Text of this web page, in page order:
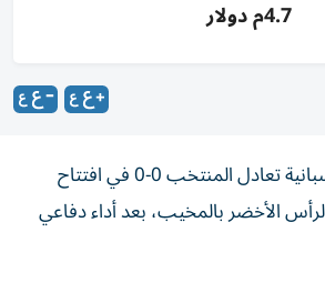
4.7م دولار
وصفت الصحافة الإسبانية تعادل المنتخب 0-0 في افتتاح
2026 أمام الرأس الأخضر بالمخيب، بعد أداء دفاعي